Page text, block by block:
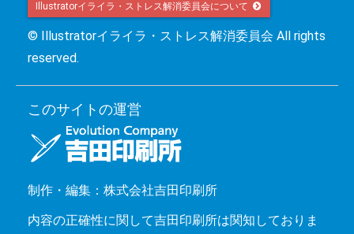
Illustratorイライラ・ストレス解消委員会について
© Illustratorイライラ・ストレス解消委員会 All rights
reserved.
このサイトの運営
制作・編集：株式会社吉田印刷所
内容の正確性に関して吉田印刷所は関知しておりま